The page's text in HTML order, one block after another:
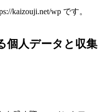
kaizouji.net/wp です。
個人データと収集